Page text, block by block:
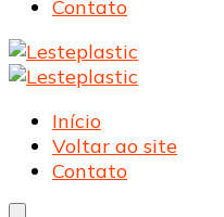
Contato
Lesteplastic
Blog – Lesteplastic
Lesteplastic
Blog – Lesteplastic
Início
Voltar ao site
Contato